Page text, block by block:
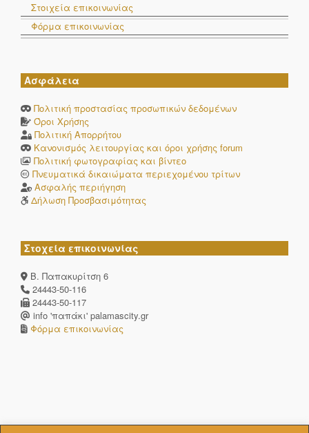
Στοιχεία επικοινωνίας
Φόρμα επικοινωνίας
Ασφάλεια
Πολιτική προστασίας προσωπικών δεδομένων
Όροι Χρήσης
Πολιτική Απορρήτου
Κανονισμός λειτουργίας και όροι χρήσης forum
Πολιτική φωτογραφίας και βίντεο
Πνευματικά δικαιώματα περιεχομένου τρίτων
Ασφαλής περιήγηση
Δήλωση Προσβασιμότητας
Στοχεία επικοινωνίας
Β. Παπακυρίτση 6
24443-50-116
24443-50-117
info 'παπάκι' palamascity.gr
Φόρμα επικοινωνίας